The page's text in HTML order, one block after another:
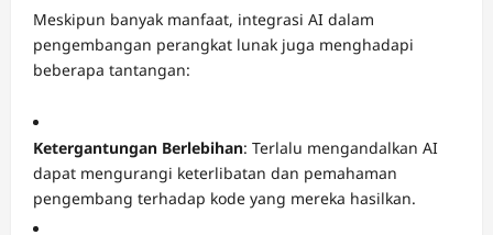
Meskipun banyak manfaat, integrasi AI dalam
pengembangan perangkat lunak juga menghadapi
beberapa tantangan:
Ketergantungan Berlebihan: Terlalu mengandalkan AI
dapat mengurangi keterlibatan dan pemahaman
pengembang terhadap kode yang mereka hasilkan.